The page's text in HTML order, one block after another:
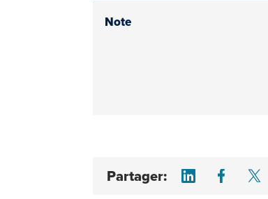
Note
Partager: Share on